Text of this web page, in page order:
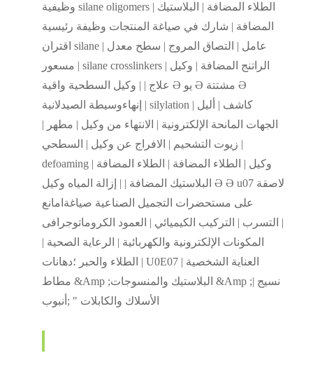
وظيفية silane oligomers | الطلاء المضافة | البلاستيك
المضافة | شارك في صياغة المنتجات وظيفة رئيسية
اقتران silane عامل | التصاق المروج | سطح معدل |
مسعور | silane crosslinkers | الراتنج المضافة | وكيل
علاج | | وكيل السطحية واقية Ә يو Ә مشتتة Ә
إنهاءوسيطة الصيدلانية | silylation كاشف | أليل |
الجهات المانحة الإلكترونية | الانتهاء من وكيل | مطهر |
زيوت التشحيم | الافراج عن وكيل | السطحي |
defoaming وكيل | الطلاء المضافة | الطلاء المضافة |
البلاستيك المضافة | | إزالة المياه وكيل Ә Ә u07 لاصقة
على مستحضرات التجميل الصناعية صياغةامانع
التسرب | التركيب الكيميائي | العمود الكروماتوجرافى |
المكونات الإلكترونية والكهربائية | الرعاية الصحية |
الطلاء والحبر ؛دهانات | U0E07 العناية الشخصية |
مطاط &Amp ;البلاستيك والمنسوجات &Amp ;نسيج |
الأسلاك والكابلات " ;أنبوب